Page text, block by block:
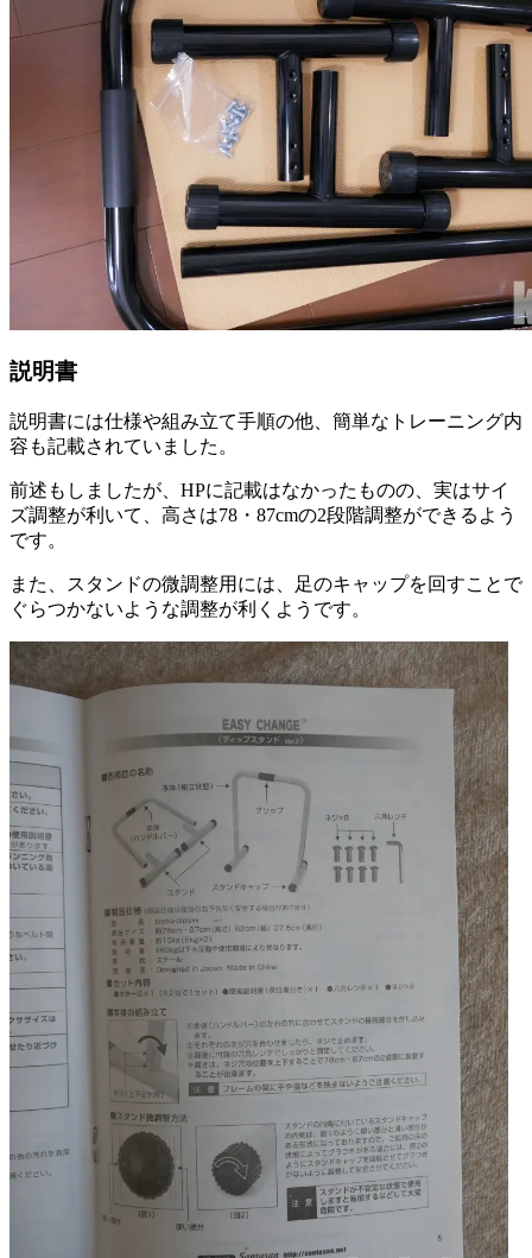
説明書
説明書には仕様や組み立て手順の他、簡単なトレーニング内
容も記載されていました。
前述もしましたが、HPに記載はなかったものの、実はサイ
ズ調整が利いて、高さは78・87cmの2段階調整ができるよう
です。
また、スタンドの微調整用には、足のキャップを回すことで
ぐらつかないような調整が利くようです。